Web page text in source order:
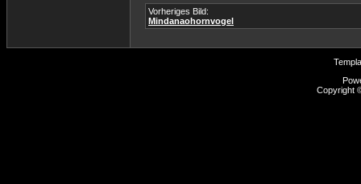
Vorheriges Bild:
Mindanaohornvogel
Copyright